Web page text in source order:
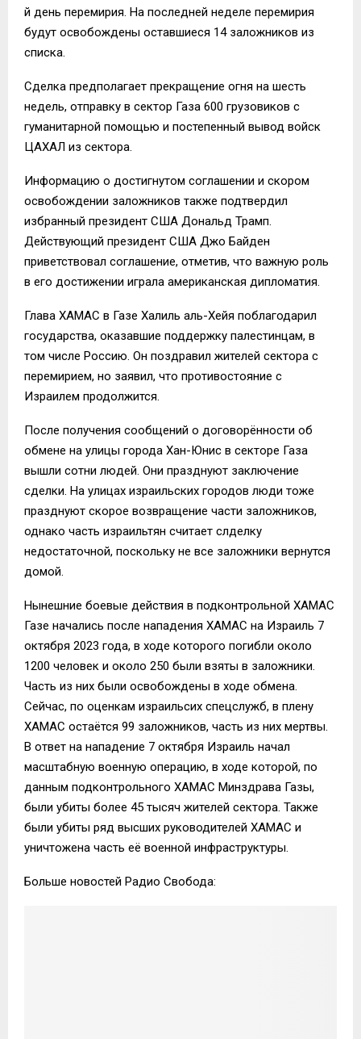
й день перемирия. На последней неделе перемирия
будут освобождены оставшиеся 14 заложников из
списка.
Сделка предполагает прекращение огня на шесть
недель, отправку в сектор Газа 600 грузовиков с
гуманитарной помощью и постепенный вывод войск
ЦАХАЛ из сектора.
Информацию о достигнутом соглашении и скором
освобождении заложников также подтвердил
избранный президент США Дональд Трамп.
Действующий президент США Джо Байден
приветствовал соглашение, отметив, что важную роль
в его достижении играла американская дипломатия.
Глава ХАМАС в Газе Халиль аль-Хейя поблагодарил
государства, оказавшие поддержку палестинцам, в
том числе Россию. Он поздравил жителей сектора с
перемирием, но заявил, что противостояние с
Израилем продолжится.
После получения сообщений о договорённости об
обмене на улицы города Хан-Юнис в секторе Газа
вышли сотни людей. Они празднуют заключение
сделки. На улицах израильских городов люди тоже
празднуют скорое возвращение части заложников,
однако часть израильтян считает слделку
недостаточной, поскольку не все заложники вернутся
домой.
Нынешние боевые действия в подконтрольной ХАМАС
Газе начались после нападения ХАМАС на Израиль 7
октября 2023 года, в ходе которого погибли около
1200 человек и около 250 были взяты в заложники.
Часть из них были освобождены в ходе обмена.
Сейчас, по оценкам израильсих спецслужб, в плену
ХАМАС остаётся 99 заложников, часть из них мертвы.
В ответ на нападение 7 октября Израиль начал
масштабную военную операцию, в ходе которой, по
данным подконтрольного ХАМАС Минздрава Газы,
были убиты более 45 тысяч жителей сектора. Также
были убиты ряд высших руководителей ХАМАС и
уничтожена часть её военной инфраструктуры.
Больше новостей Радио Свобода: